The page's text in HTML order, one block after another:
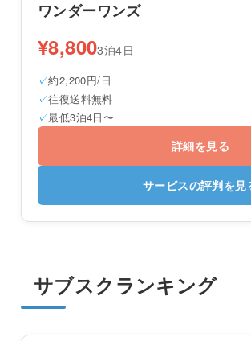
ワンダーワンズ
¥8,8003泊4日
約2,200円/日
往復送料無料
最低3泊4日〜
詳細を見る
サービスの評判を見
サブスクランキング